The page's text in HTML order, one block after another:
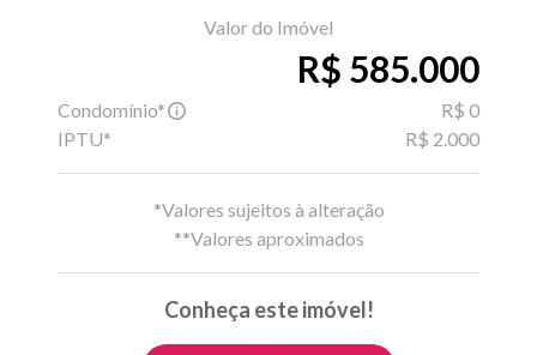
Valor do Imóvel
R$ 585.000
Condomínio*
R$ 0
IPTU*
R$ 2.000
*Valores sujeitos à alteração
**Valores aproximados
Conheça este imóvel!